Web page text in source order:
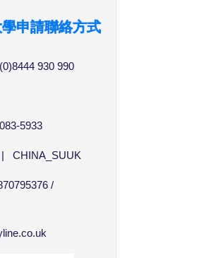
申請聯絡方式
930 990
5933
CHINA_SUUK
/